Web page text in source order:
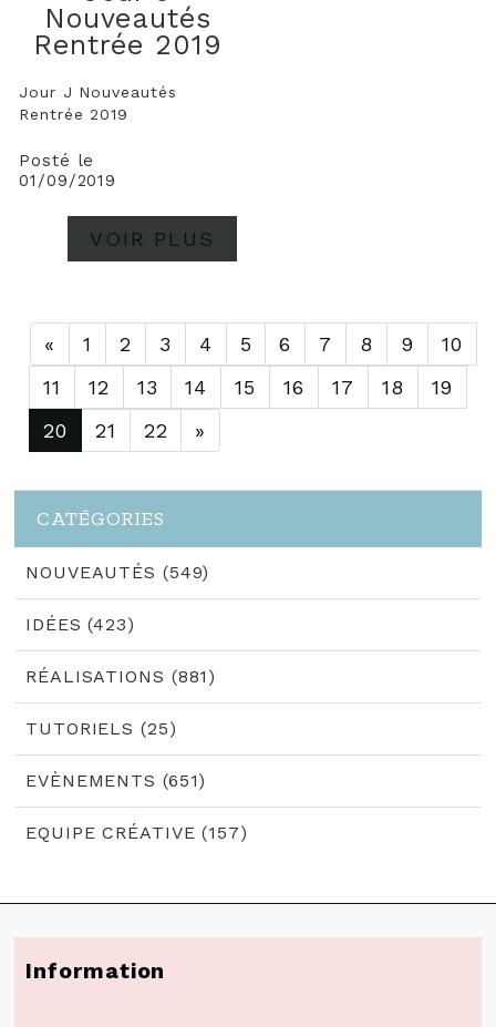
Nouveautés
Rentrée 2019
Jour J Nouveautés
Rentrée 2019
Posté le
01/09/2019
VOIR PLUS
« 1 2 3 4 5 6 7 8 9
10
11
12 13 14 15 16 17 18
19
20
21 22 »
CATÉGORIES
NOUVEAUTÉS (549)
IDÉES (423)
RÉALISATIONS (881)
TUTORIELS (25)
EVÈNEMENTS (651)
EQUIPE CRÉATIVE (157)
Information